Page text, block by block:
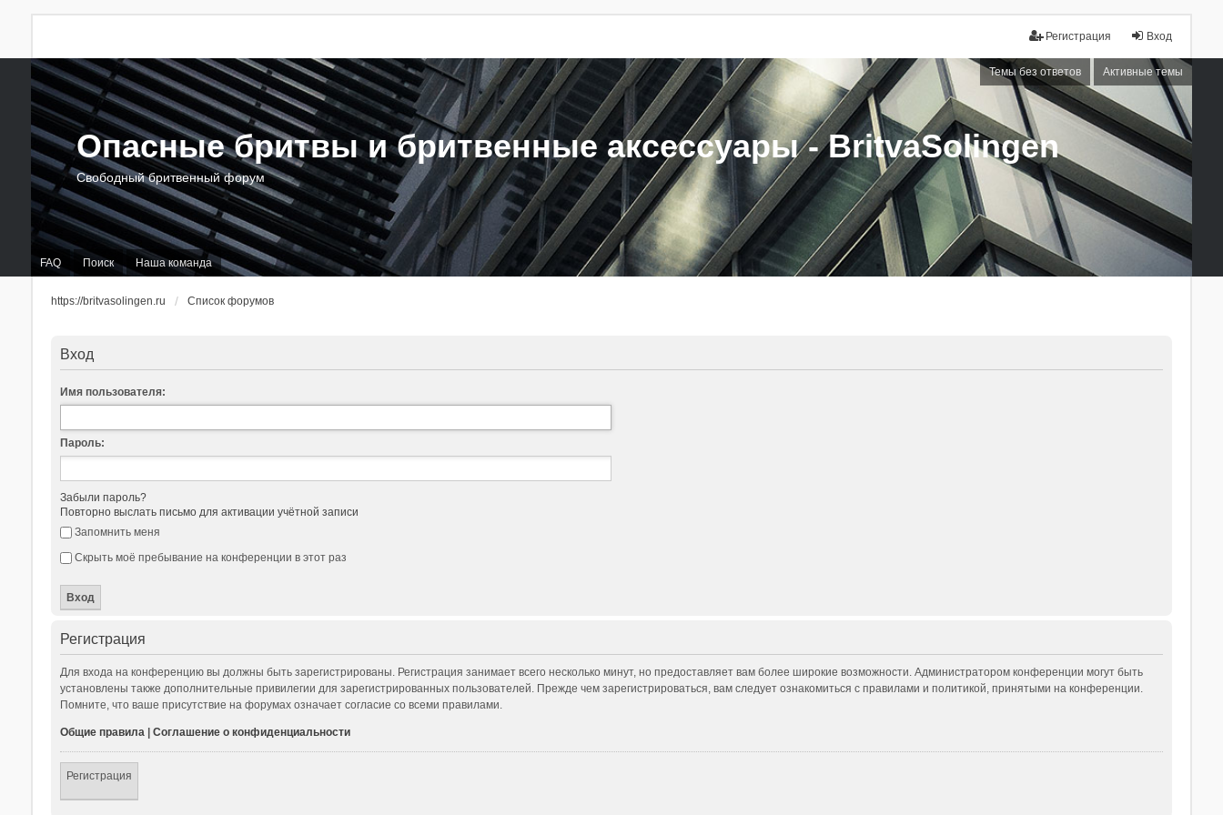
Вход
Регистрация
Темы без ответов Активные темы
FAQ Поиск Наша команда
Опасные бритвы и бритвенные аксессуары - BritvaSolingen
Свободный бритвенный форум
https://britvasolingen.ru Список форумов
Вход
Имя пользователя:
Пароль:
Забыли пароль?
Повторно выслать письмо для активации учётной записи
Запомнить меня
Скрыть моё пребывание на конференции в этот раз
Регистрация
Для входа на конференцию вы должны быть зарегистрированы. Регистрация занимает всего несколько минут, но предоставляет вам более широкие возможности. Администратором конференции могут быть
установлены также дополнительные привилегии для зарегистрированных пользователей. Прежде чем зарегистрироваться, вам следует ознакомиться с правилами и политикой, принятыми на конференции.
Помните, что ваше присутствие на форумах означает согласие со всеми правилами.
Общие правила| Соглашение о конфиденциальности
Регистрация